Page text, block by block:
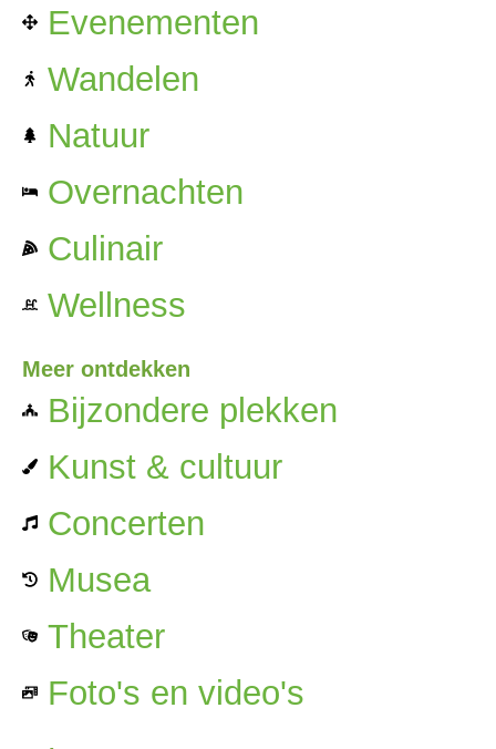
Evenementen
Wandelen
Natuur
Overnachten
Culinair
Wellness
Meer ontdekken
Bijzondere plekken
Kunst & cultuur
Concerten
Musea
Theater
Foto's en video's